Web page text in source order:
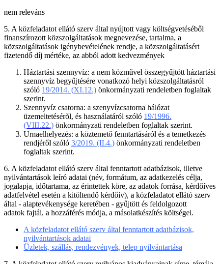
nem releváns
5. A közfeladatot ellátó szerv által nyújtott vagy költségvetéséből
finanszírozott közszolgáltatások megnevezése, tartalma, a
közszolgáltatások igénybevételének rendje, a közszolgáltatásért
fizetendő díj mértéke, az abból adott kedvezmények
Háztartási szennyvíz: a nem közművel összegyűjtött háztartási
szennyvíz begyűjtésére vonatkozó helyi közszolgáltatásról
szóló 19/2014. (XI.12.) önkormányzati rendeletben foglaltak
szerint.
Szennyvíz csatorna: a szenyvízcsatorna hálózat
üzemeltetésérõl, és használatáról szóló 19/1996.
(VIII.22.) önkormányzati rendeletben foglaltak szerint.
Urnaelhelyezés: a köztemető fenntartásáról és a temetkezés
rendjéről szóló 3/2019. (II.4.) önkormányzati rendeletben
foglaltak szerint.
6. A közfeladatot ellátó szerv által fenntartott adatbázisok, illetve
nyilvántartások leíró adatai (név, formátum, az adatkezelés célja,
jogalapja, időtartama, az érintettek köre, az adatok forrása, kérdőíves
adatfelvétel esetén a kitöltendő kérdőív), a közfeladatot ellátó szerv
által - alaptevékenysége keretében - gyűjtött és feldolgozott
adatok fajtái, a hozzáférés módja, a másolatkészítés költségei.
A közfeladatot ellátó szerv által fenntartott adatbázisok,
nyilvántartások adatai
Üzletek, szállás, rendezvények, telep nyilvántartása